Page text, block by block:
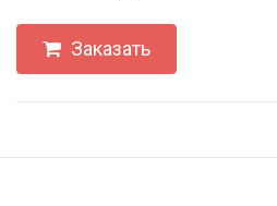
Заказать